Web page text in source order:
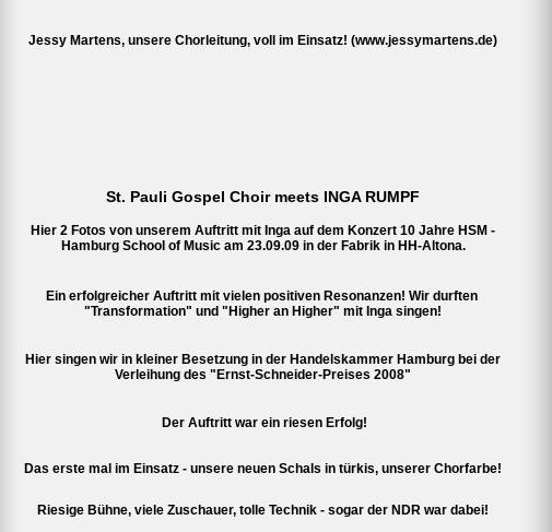
ie=UTF8&qid=1374676054&sr=8-
(U-Bahn Christuskirche oder Schlump)
Beginn 19.00 Uhr - Einlass ab 18.00 Uhr
EINTRITT FREI! Spenden erwünscht.
denken und Freunde schenken!
für nur 15,- Euro/Stück über
Jessy Martens, unsere Chorleitung, voll im Einsatz! (www.jessymartens.de)
St. Pauli Gospel Choir meets INGA RUMPF
Hier 2 Fotos von unserem Auftritt mit Inga auf dem Konzert 10 Jahre HSM -
Hamburg School of Music am 23.09.09 in der Fabrik in HH-Altona.
Ein erfolgreicher Auftritt mit vielen positiven Resonanzen! Wir durften
"Transformation" und "Higher an Higher" mit Inga singen!
Hier singen wir in kleiner Besetzung in der Handelskammer Hamburg bei der
Verleihung des "Ernst-Schneider-Preises 2008"
Der Auftritt war ein riesen Erfolg!
Das erste mal im Einsatz - unsere neuen Schals in türkis, unserer Chorfarbe!
Riesige Bühne, viele Zuschauer, tolle Technik - sogar der NDR war dabei!